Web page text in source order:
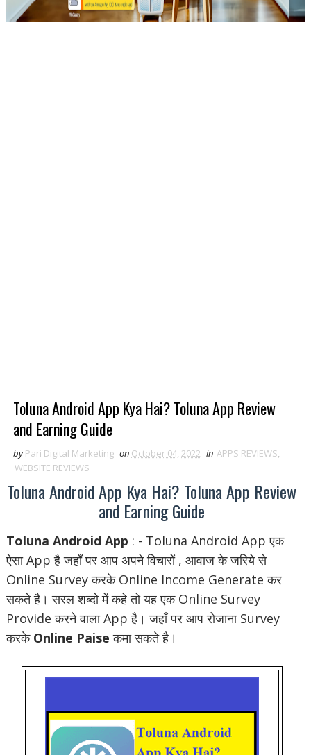
Toluna Android App Kya Hai? Toluna App Review
and Earning Guide
by Pari Digital Marketing on October 04, 2022 in APPS REVIEWS
WEBSITE REVIEWS
Toluna Android App Kya Hai? Toluna App Review
and Earning Guide
Toluna Android App : - Toluna Android App एक
ऐसा App है जहाँ पर आप अपने विचारों , आवाज के जरिये से
Online Survey करके Online Income Generate कर
सकते है। सरल शब्दो में कहे तो यह एक Online Survey
Provide करने वाला App है। जहाँ पर आप रोजाना Survey
करके Online Paise कमा सकते है।